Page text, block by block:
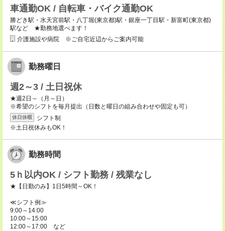
車通勤OK / 自転車・バイク通勤OK
勝どき駅・水天宮前駅・八丁堀(東京都)駅・銀座一丁目駅・新富町(東京都)
駅など ★勤務地選べます！
介護施設や病院 ※ご自宅近辺からご案内可能
勤務曜日
週2～3 / 土日祝休
★週2日～（月～日）
※希望のシフトを毎月提出（日数と曜日の組み合わせや固定も可）
休日休暇
シフト制
※土日祝休みもOK！
勤務時間
5ｈ以内OK / シフト勤務 / 残業なし
★【日勤のみ】1日5時間～OK！
≪シフト例≫
9:00～14:00
10:00～15:00
12:00～17:00 など